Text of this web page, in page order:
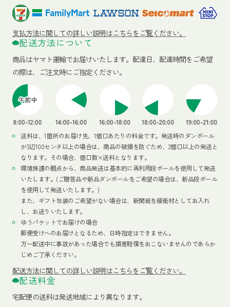
支払方法に関しての詳しい説明はこちらをご覧ください。
配送方法について
商品はヤマト運輸でお届けいたします。 配達日、配達時間をご希望
の際は、ご注文時にご指定ください。
送料は、1箇所のお届け先、1個口あたりの料金です。発送時のダンボール
が3辺100センチ以上の場合は、商品の破損を防ぐため、2個口以上の発送と
なります。その場合、個口数×送料となります。
環境保護の観点から、商品発送は基本的に再利用段ボールを使用して発送
いたします。(ご贈答品や新品ダンボールをご希望の場合は、新品段ボール
を使用して発送いたします。)
また、ギフト包装のご希望がない場合は、新聞紙を緩衝材としてお入れ
し、お送りいたします。
ゆうパケットでお届けの場合
郵便受けへのお届けとなるため、日時指定はできません。
万一配送中に事故があった場合でも損害賠償をおこないませんのであらか
じめご了承ください。
配送方法に関しての詳しい説明はこちらをご覧ください。
配送料金
宅配便の送料は発送地域により異なります。